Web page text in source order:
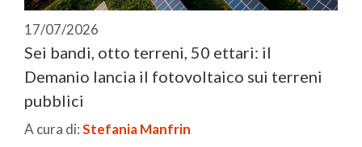
17/07/2026
Sei bandi, otto terreni, 50 ettari: il
Demanio lancia il fotovoltaico sui terreni
pubblici
A cura di:Stefania Manfrin